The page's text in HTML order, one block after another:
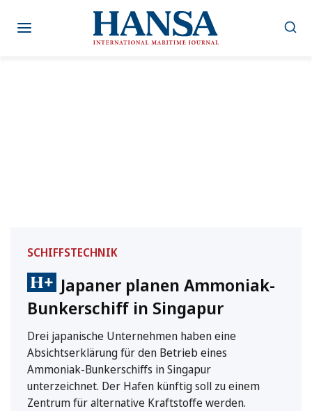
Inhalt
SCHIFFSTECHNIK
Japaner planen Ammoniak-
Bunkerschiff in Singapur
Drei japanische Unternehmen haben eine
Absichtserklärung für den Betrieb eines
Ammoniak-Bunkerschiffs in Singapur
unterzeichnet. Der Hafen künftig soll zu einem
Zentrum für alternative Kraftstoffe werden.